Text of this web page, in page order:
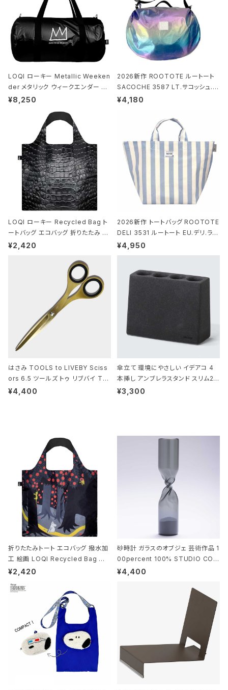
LOQI ローキー Metallic Weeken
der メタリック ウィークエンダー ボ
ストンバッグ ショルダーバッグ JEAN
ck ジャン=ミッシェル・バスキア/クラ
ウン ブラック
¥8,250
2026新作 ROOTOTE ルートート
SACOCHE 3587 LT.サコッシュ.ル
ミエ-B ショルダーバッグ グロスネイ
¥4,180
LOQI ローキー Recycled Bag ト
ートバッグ エコバッグ 折りたたみ 大
きめ 撥水加工 収納ポーチ CROCO
¥2,420
2026新作 トートバッグ ROOTOTE
DELI 3531 ルートート EU.デリ.ラミ
ネート-W サックス・ホワイト
¥4,950
はさみ TOOLS to LIVEBY Sciss
ors 6.5 ツールズ トゥ リブバイ TL
010 シザーズ 6.5 ゴールド
¥4,400
傘立て 環境にやさしい イデアコ 4
本挿し アンブレラスタンド スリム2 i
deaco Umbrella Stand slim2 s
¥3,300
折りたたみトート エコバッグ 撥水加
工 絵画 LOQI Recycled Bag ロ
ーキー 大きめ トートバッグ MOOMI
¥2,420
砂時計 ガラスのオブジェ 芸術作品 1
00percent 100% STUDIO COH
AKU Timeless 100パーセント ス
¥4,400